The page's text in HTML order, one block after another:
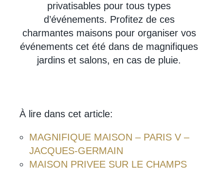
privatisables pour tous types
d’événements. Profitez de ces
charmantes maisons pour organiser vos
événements cet été dans de magnifiques
jardins et salons, en cas de pluie.
À lire dans cet article:
MAGNIFIQUE MAISON – PARIS V –
JACQUES-GERMAIN
MAISON PRIVEE SUR LE CHAMPS